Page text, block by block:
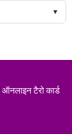
टैरो कार्ड